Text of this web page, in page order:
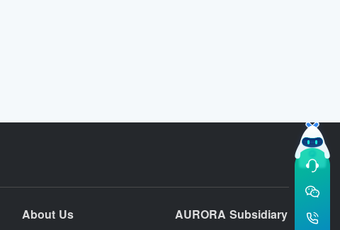
About Us AURORA Subsidiary